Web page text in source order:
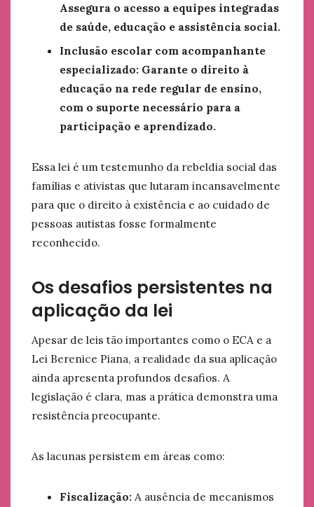
Assegura o acesso a equipes integradas
de saúde, educação e assistência social.
Inclusão escolar com acompanhante
especializado: Garante o direito à
educação na rede regular de ensino,
com o suporte necessário para a
participação e aprendizado.
Essa lei é um testemunho da rebeldia social das
famílias e ativistas que lutaram incansavelmente
para que o direito à existência e ao cuidado de
pessoas autistas fosse formalmente
reconhecido.
Os desafios persistentes na
aplicação da lei
Apesar de leis tão importantes como o ECA e a
Lei Berenice Piana, a realidade da sua aplicação
ainda apresenta profundos desafios. A
legislação é clara, mas a prática demonstra uma
resistência preocupante.
As lacunas persistem em áreas como:
Fiscalização: A ausência de mecanismos